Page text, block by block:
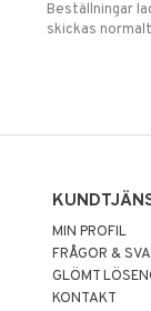
Beställningar
skickas
MIN PROFIL
FRÅGOR &
GLÖMT
KONTAKT